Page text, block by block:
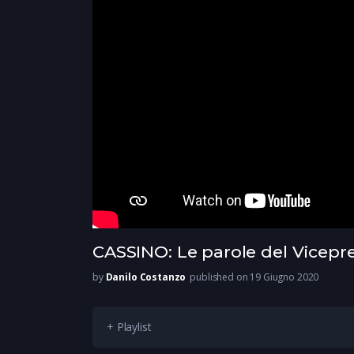
CASSINO: Le parole del
by Danilo Costanzo published on 19 Giugno 2020
+ Playlist